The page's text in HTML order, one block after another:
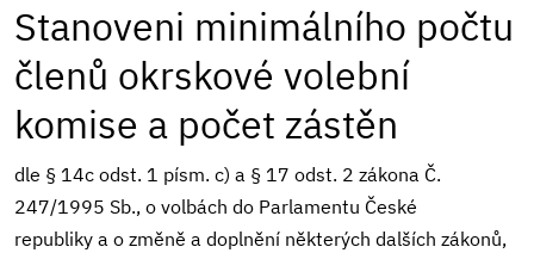
Stanoveni minimálního počtu
členů okrskové volební
komise a počet zástěn
dle § 14c odst. 1 písm. c) a § 17 odst. 2 zákona Č.
247/1995 Sb., o volbách do Parlamentu České
republiky a o změně a doplnění některých dalších zákonů,